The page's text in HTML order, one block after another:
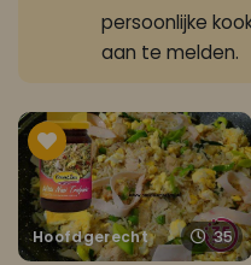
persoonlijke
aan te melden.
Hoofdgerecht 35